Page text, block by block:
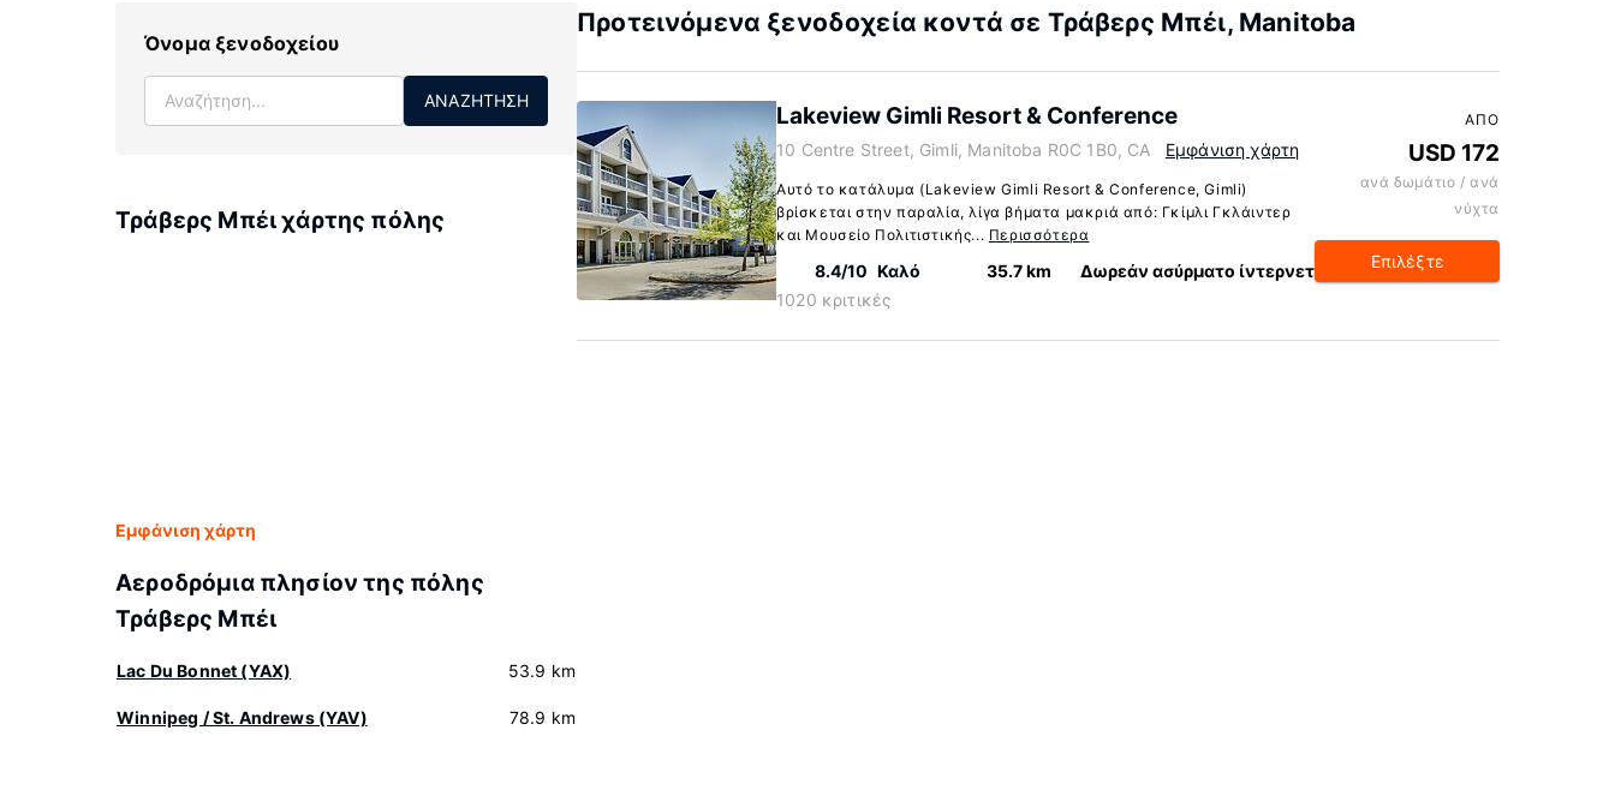
Όνομα ξενοδοχείου
ΑΝΑΖΉΤΗΣΗ
Τράβερς Μπέι χάρτης πόλης
Εμφάνιση χάρτη
Αεροδρόμια πλησίον της πόλης
Τράβερς Μπέι
Lac Du Bonnet (YAX) 53.9 km
Winnipeg / St. Andrews (YAV) 78.9 km
Προτεινόμενα ξενοδοχεία κοντά σε Τράβερς Μπέι, Manitoba
Lakeview Gimli Resort & Conference
10 Centre Street, Gimli, Manitoba R0C 1B0, CA Εμφάνιση χάρτη
Αυτό το κατάλυμα (Lakeview Gimli Resort & Conference, Gimli)
βρίσκεται στην παραλία, λίγα βήματα μακριά από: Γκίμλι Γκλάιντερ
και Μουσείο Πολιτιστικής... Περισσότερα
8.4/10 Καλό
1020 κριτικές
35.7 km Δωρεάν ασύρματο ίντερνετ
ΑΠΌ
USD 172
ανά δωμάτιο / ανά
νύχτα
Επιλέξτε